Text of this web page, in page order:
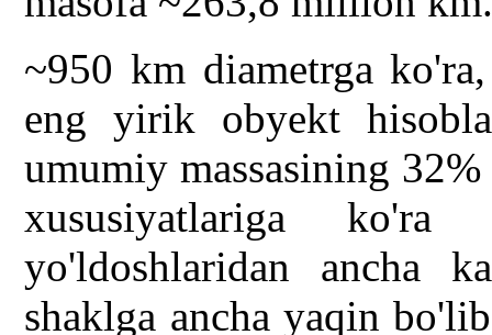
~950 km diametrga
eng yirik obyekt
umumiy massasining
xususiyatlariga ko'ra
yo'ldoshlaridan ancha
shaklga ancha yaqin